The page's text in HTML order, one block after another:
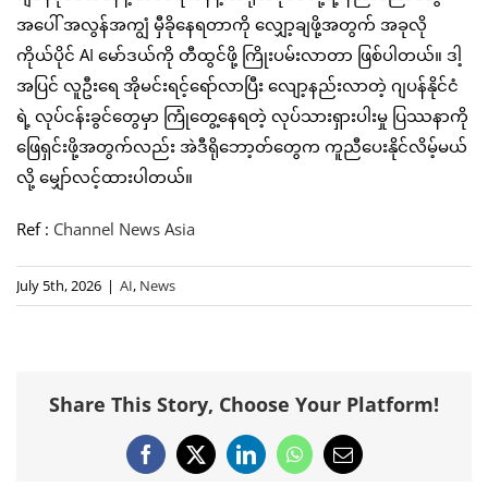
အပေါ် အလွန်အကျွံ မှီခိုနေရတာကို လျှော့ချဖို့အတွက် အခုလို
ကိုယ်ပိုင် AI မော်ဒယ်ကို တီထွင်ဖို့ ကြိုးပမ်းလာတာ ဖြစ်ပါတယ်။ ဒါ့
အပြင် လူဦးရေ အိုမင်းရင့်ရော်လာပြီး လျော့နည်းလာတဲ့ ဂျပန်နိုင်ငံ
ရဲ့ လုပ်ငန်းခွင်တွေမှာ ကြုံတွေ့နေရတဲ့ လုပ်သားရှားပါးမှု ပြဿနာကို
ဖြေရှင်းဖို့အတွက်လည်း အဲဒီရိုဘော့တ်တွေက ကူညီပေးနိုင်လိမ့်မယ်
လို့ မျှော်လင့်ထားပါတယ်။
Ref : Channel News Asia
July 5th, 2026 | AI, News
Share This Story, Choose Your Platform!
Facebook
X LinkedInWhatsApp
Email